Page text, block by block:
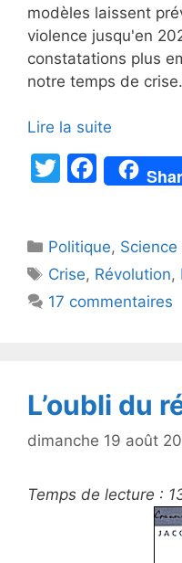
modèles laissent
violence jusqu'en
constatations plus
notre temps de crise.
Lire la suite
T
er
F
a
e
b
o
Catégories
Politique, Science
Étiquettes
Crise, Révolution,
17 commentaires
L’oubli du
dimanche 19 août
Temps de lecture :